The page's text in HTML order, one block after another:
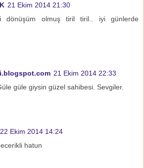
21 Ekim 2014 21:30
dönüşüm olmuş tiril tiril.. iyi günlerde
21 Ekim 2014 22:33
güle giysin güzel sahibesi. Sevgiler.
22 Ekim 2014 14:24
hatun